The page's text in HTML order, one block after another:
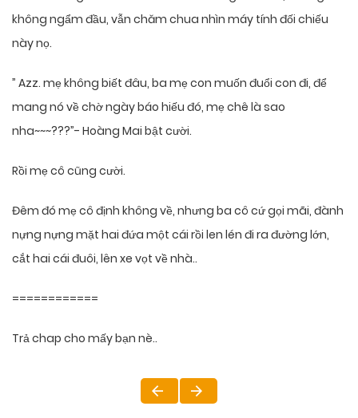
không ngẩm đầu, vẫn chăm chua nhìn máy tính đối chiếu
này nọ.
” Azz. mẹ không biết đâu, ba mẹ con muốn đuổi con đi, để
mang nó về chờ ngày báo hiếu đó, mẹ chê là sao
nha~~~???”- Hoàng Mai bật cười.
Rồi mẹ cô cũng cười.
Đêm đó mẹ cô định không về, nhưng ba cô cứ gọi mãi, đành
nựng nựng mặt hai đứa một cái rồi len lén đi ra đường lớn,
cắt hai cái đuôi, lên xe vọt về nhà..
============
Trả chap cho mấy bạn nè..